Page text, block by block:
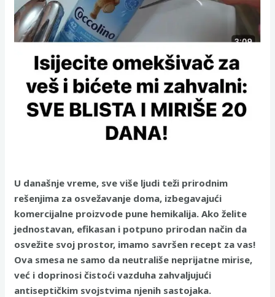
U današnje vreme, sve više ljudi teži prirodnim
rešenjima za osvežavanje doma, izbegavajući
komercijalne proizvode pune hemikalija. Ako želite
jednostavan, efikasan i potpuno prirodan način da
osvežite svoj prostor, imamo savršen recept za vas!
Ova smesa ne samo da neutrališe neprijatne mirise,
već i doprinosi čistoći vazduha zahvaljujući
antiseptičkim svojstvima njenih sastojaka.